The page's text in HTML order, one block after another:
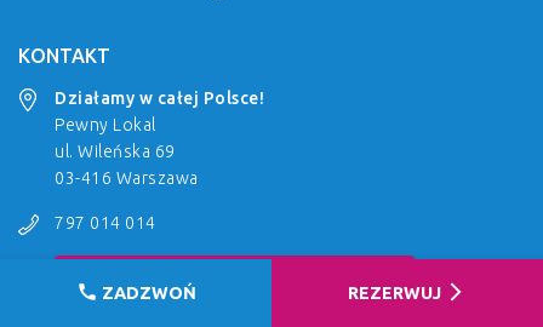
KONTAKT
Działamy w całej Polsce!
Pewny Lokal
ul. Wileńska 69
03-416 Warszawa
797 014 014
call ZADZWOŃ REZERWUJ arrow_forward_ios